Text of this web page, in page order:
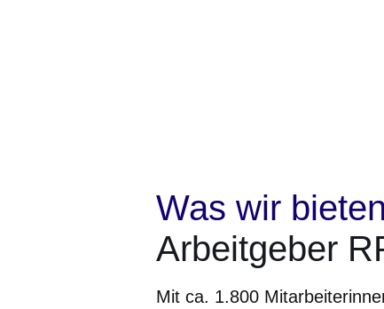
Was wir bieten
Arbeitgeber
Mit ca. 1.800